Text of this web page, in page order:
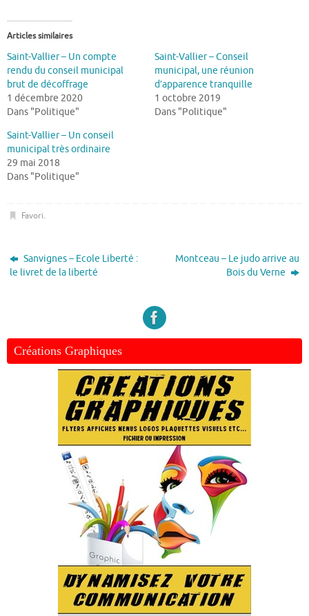
Articles similaires
Saint-Vallier – Un compte
rendu du conseil municipal
brut de décoffrage
1 décembre 2020
Dans "Politique"
Saint-Vallier – Conseil
municipal, une réunion
d’apparence tranquille
1 octobre 2019
Dans "Politique"
Saint-Vallier – Un conseil
municipal très ordinaire
29 mai 2018
Dans "Politique"
Favori.
Sanvignes – Ecole Liberté :
le livret de la liberté
Montceau – Le judo arrive au
Bois du Verne
Créations Graphiques